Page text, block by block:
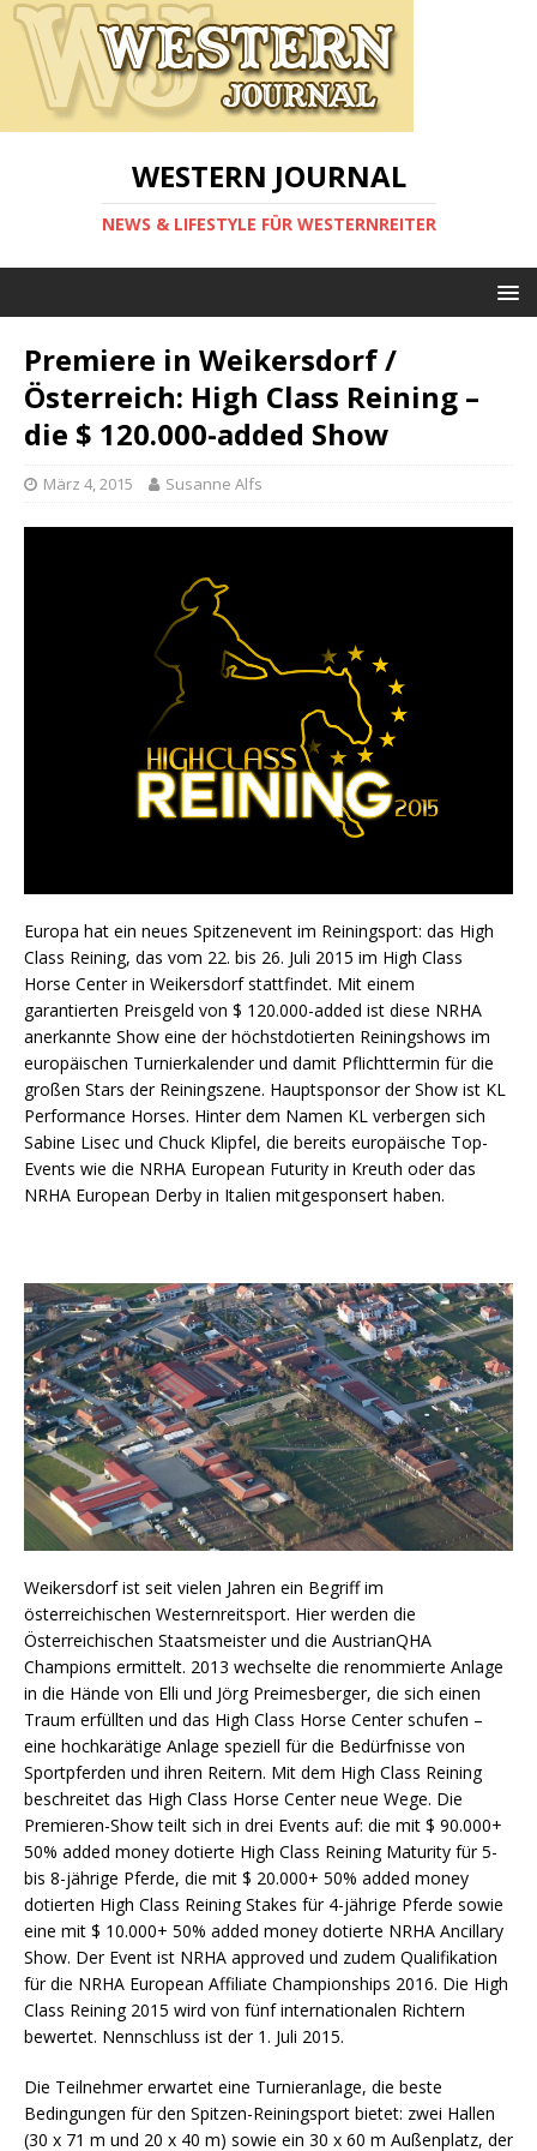
WESTERN JOURNAL
NEWS & LIFESTYLE FÜR WESTERNREITER
Premiere in Weikersdorf /
Österreich: High Class Reining –
die $ 120.000-added Show
März 4, 2015 Susanne Alfs
Europa hat ein neues Spitzenevent im Reiningsport: das High
Class Reining, das vom 22. bis 26. Juli 2015 im High Class
Horse Center in Weikersdorf stattfindet. Mit einem
garantierten Preisgeld von $ 120.000-added ist diese NRHA
anerkannte Show eine der höchstdotierten Reiningshows im
europäischen Turnierkalender und damit Pflichttermin für die
großen Stars der Reiningszene. Hauptsponsor der Show ist KL
Performance Horses. Hinter dem Namen KL verbergen sich
Sabine Lisec und Chuck Klipfel, die bereits europäische Top-
Events wie die NRHA European Futurity in Kreuth oder das
NRHA European Derby in Italien mitgesponsert haben.
Weikersdorf ist seit vielen Jahren ein Begriff im
österreichischen Westernreitsport. Hier werden die
Österreichischen Staatsmeister und die AustrianQHA
Champions ermittelt. 2013 wechselte die renommierte Anlage
in die Hände von Elli und Jörg Preimesberger, die sich einen
Traum erfüllten und das High Class Horse Center schufen –
eine hochkarätige Anlage speziell für die Bedürfnisse von
Sportpferden und ihren Reitern. Mit dem High Class Reining
beschreitet das High Class Horse Center neue Wege. Die
Premieren-Show teilt sich in drei Events auf: die mit $ 90.000+
50% added money dotierte High Class Reining Maturity für 5-
bis 8-jährige Pferde, die mit $ 20.000+ 50% added money
dotierten High Class Reining Stakes für 4-jährige Pferde sowie
eine mit $ 10.000+ 50% added money dotierte NRHA Ancillary
Show. Der Event ist NRHA approved und zudem Qualifikation
für die NRHA European Affiliate Championships 2016. Die High
Class Reining 2015 wird von fünf internationalen Richtern
bewertet. Nennschluss ist der 1. Juli 2015.
Die Teilnehmer erwartet eine Turnieranlage, die beste
Bedingungen für den Spitzen-Reiningsport bietet: zwei Hallen
(30 x 71 m und 20 x 40 m) sowie ein 30 x 60 m Außenplatz, der